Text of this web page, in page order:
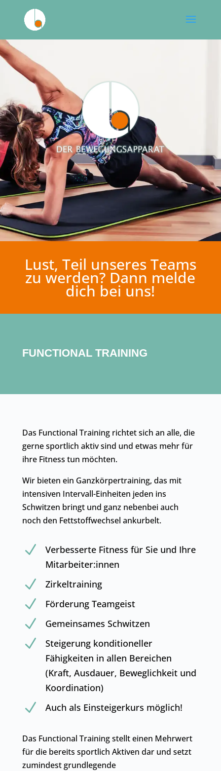
Lust, Teil unseres Teams
zu werden? Dann melde
dich bei uns!
FUNCTIONAL TRAINING
Das Functional Training richtet sich an alle, die
gerne sportlich aktiv sind und etwas mehr für
ihre Fitness tun möchten.
Wir bieten ein Ganzkörpertraining, das mit
intensiven Intervall-Einheiten jeden ins
Schwitzen bringt und ganz nebenbei auch
noch den Fettstoffwechsel ankurbelt.
N
Verbesserte Fitness für Sie und Ihre
Mitarbeiter:innen
N Zirkeltraining
N Förderung Teamgeist
N Gemeinsames Schwitzen
N
Steigerung konditioneller
Fähigkeiten in allen Bereichen
(Kraft, Ausdauer, Beweglichkeit und
Koordination)
N Auch als Einsteigerkurs möglich!
Das Functional Training stellt einen Mehrwert
für die bereits sportlich Aktiven dar und setzt
zumindest grundlegende